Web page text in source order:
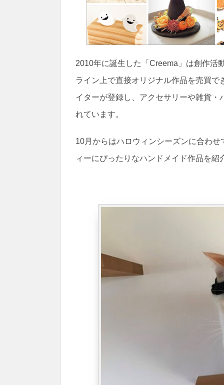
2010年に誕生した「Creema」は創作活
ライン上で直接オリジナル作品を売買
イターが登録し、アクセサリーや雑貨
れています。
10月からはハロウィンシーズンに合わ
ィーにぴったりなハンドメイド作品を